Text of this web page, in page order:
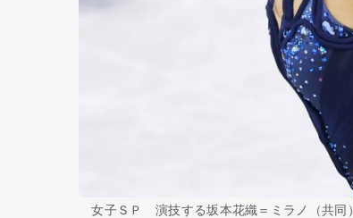
女子ＳＰ 演技する坂本花織＝ミラノ（共同）